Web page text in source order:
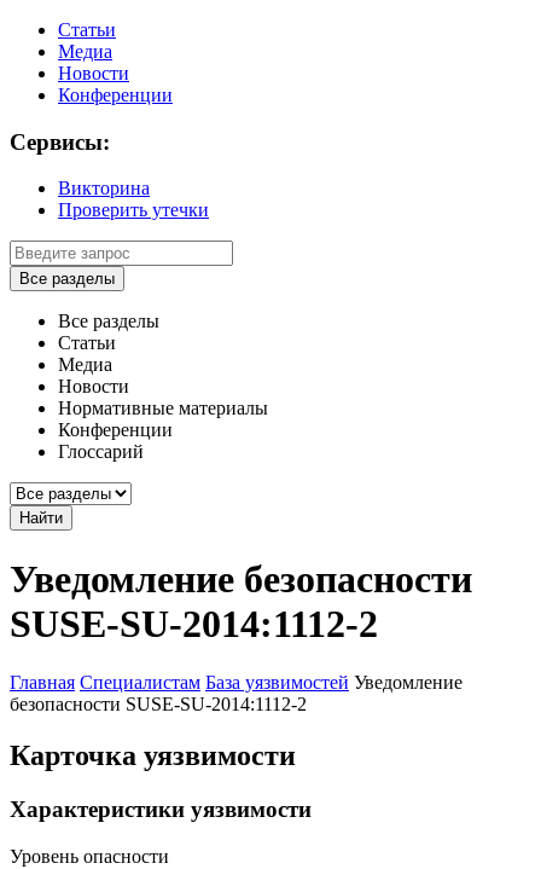
Статьи
Медиа
Новости
Конференции
Сервисы:
Викторина
Проверить утечки
Все разделы
Все разделы
Статьи
Медиа
Новости
Нормативные материалы
Конференции
Глоссарий
Найти
Уведомление безопасности
SUSE-SU-2014:1112-2
Главная Специалистам База уязвимостей Уведомление
безопасности SUSE-SU-2014:1112-2
Карточка уязвимости
Характеристики уязвимости
Уровень опасности